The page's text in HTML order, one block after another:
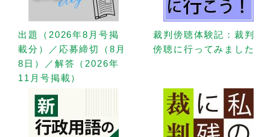
出題（2026年8月号掲
載分）／応募締切（8月
8日）／解答（2026年
11月号掲載）
裁判傍聴体験記：裁判
傍聴に行ってみました